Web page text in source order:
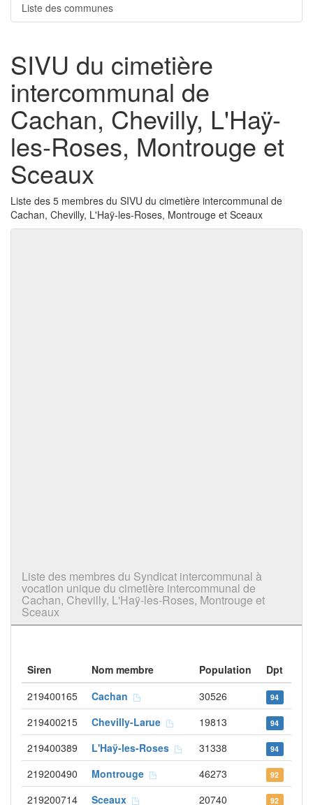
Liste des communes
SIVU du cimetière
intercommunal de
Cachan, Chevilly, L'Haÿ-
les-Roses, Montrouge et
Sceaux
Liste des 5 membres du SIVU du cimetière intercommunal de
Cachan, Chevilly, L'Haÿ-les-Roses, Montrouge et Sceaux
Liste des membres du Syndicat intercommunal à
vocation unique du cimetière intercommunal de
Cachan, Chevilly, L'Haÿ-les-Roses, Montrouge et
Sceaux
Siren Nom membre Population
Dpt
219400165
Cachan 30526 94
219400215 Chevilly-Larue 19813 94
219400389 L'Haÿ-les-Roses 31338 94
219200490 Montrouge 46273 92
219200714 Sceaux 20740 92